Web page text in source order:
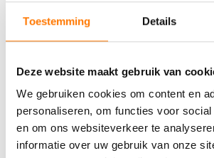
Toestemming Details
Deze website maakt gebruik van
We gebruiken cookies om content en
personaliseren, om functies voor
en om ons websiteverkeer te
informatie over uw gebruik van onze
voorkomen, waardoor de levensduur van
verlengd.
kan worden gebruikt voor het smeren van
blootgesteld aan de zware
sector en visserij.
Apparatuur die aan extreme omgevingen is
smeervet is geschikt voor toepassingen
wordt blootgesteld aan extreme
INHOUD 400ML,Doos (12 stuks)
VEILIGHEIDSBLADEN https://